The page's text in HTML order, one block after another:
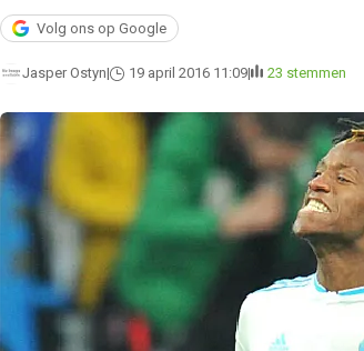
Volg ons op Google
Jasper Ostyn 19 april 2016 11:09 23 stemmen